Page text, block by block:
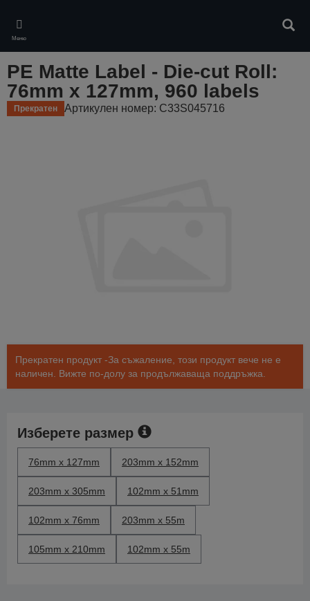
main
content
Меню
PE Matte Label - Die-cut Roll:
76mm x 127mm, 960 labels
Прекратен Артикулен номер: C33S045716
Прекратен продукт -За съжаление, този продукт вече не е
наличен. Вижте по-долу за продължаваща поддръжка.
Изберете размер
76mm x 127mm 203mm x 152mm
203mm x 305mm 102mm x 51mm
102mm x 76mm 203mm x 55m
105mm x 210mm 102mm x 55m